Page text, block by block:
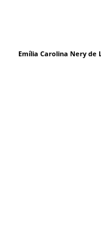
Emília Carolina Nery de